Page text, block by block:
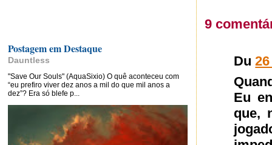
9
Du
Eu
que,
Postagem em Destaque
Dauntless
"Save Our Souls" (AquaSixio) O quê aconteceu com
“eu prefiro viver dez anos a mil do que mil anos a
dez”? Era só blefe p...